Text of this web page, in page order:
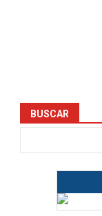
BUSCAR